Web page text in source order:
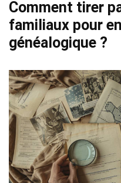
Comment tirer
familiaux pour
généalogique ?